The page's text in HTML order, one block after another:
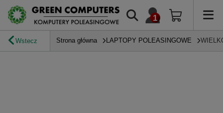
Wstecz Strona główna LAPTOPY POLEASINGOWE